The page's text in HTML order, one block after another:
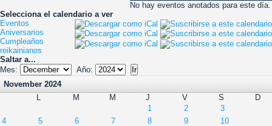
No hay eventos anotados para este día.
Selecciona el calendario a ver
Eventos
Aniversarios
Cumpleaños
reikainianos
Saltar a...
Mes:
Año:
November 2024
L
M M J V S
D
1
2
3
4
5 6 7 8 9
10